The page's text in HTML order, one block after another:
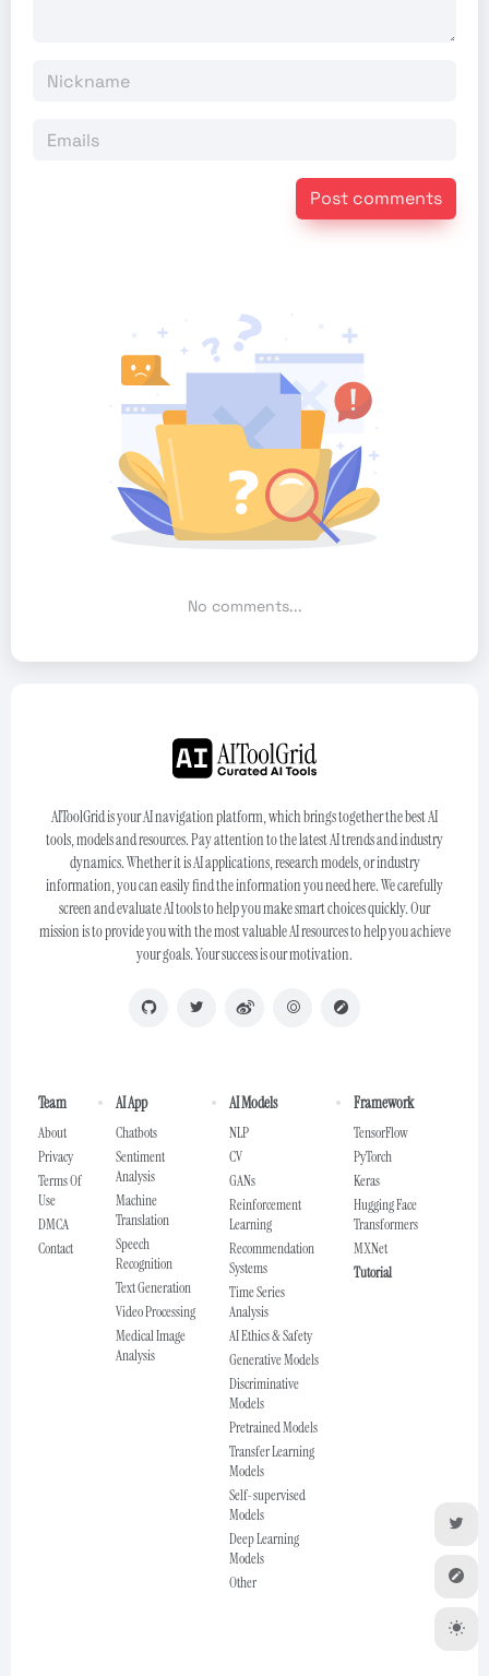
Post comments
No comments...
AIToolGrid is your AI navigation platform, which brings together the best AI
tools, models and resources. Pay attention to the latest AI trends and industry
dynamics. Whether it is AI applications, research models, or industry
information, you can easily find the information you need here. We carefully
screen and evaluate AI tools to help you make smart choices quickly. Our
mission is to provide you with the most valuable AI resources to help you achieve
your goals. Your success is our motivation.
Team
About
Privacy
Terms Of
Use
DMCA
Contact
AI App
Chatbots
Sentiment
Analysis
Machine
Translation
Speech
Recognition
Text Generation
Video Processing
Medical Image
Analysis
AI Models
NLP
CV
GANs
Reinforcement
Learning
Recommendation
Systems
Time Series
Analysis
AI Ethics & Safety
Generative Models
Discriminative
Models
Pretrained Models
Transfer Learning
Models
Self-supervised
Models
Deep Learning
Models
Other
Framework
TensorFlow
PyTorch
Keras
Hugging Face
Transformers
MXNet
Tutorial